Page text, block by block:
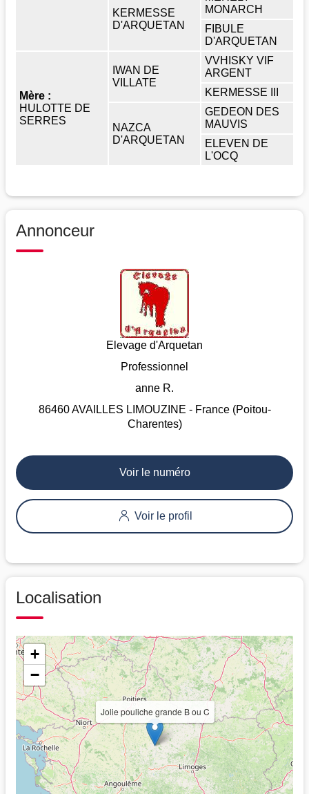
KERMESSE
D'ARQUETAN
MONARCH
FIBULE
D'ARQUETAN
Mère :
HULOTTE DE
SERRES
IWAN DE
VILLATE
VVHISKY VIF
ARGENT
KERMESSE III
NAZCA
D'ARQUETAN
GEDEON DES
MAUVIS
ELEVEN DE
L'OCQ
Annonceur
Elevage d'Arquetan
Professionnel
anne R.
86460 AVAILLES LIMOUZINE - France (Poitou-
Charentes)
Voir le numéro
Voir le profil
Localisation
Jolie pouliche grande B ou C
+
−